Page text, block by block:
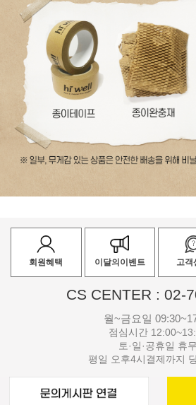
회원혜택 이달의이벤트 고객
CS CENTER : 02-
월~금요일
점심시간
토·일·공휴일 휴무
평일 오후4시결제까지